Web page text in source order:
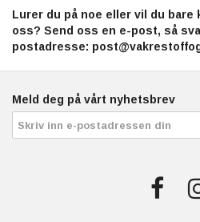
Lurer du på noe eller vil du bare
oss? Send oss en e-post, så
postadresse:
Meld deg på vårt nyhetsbrev